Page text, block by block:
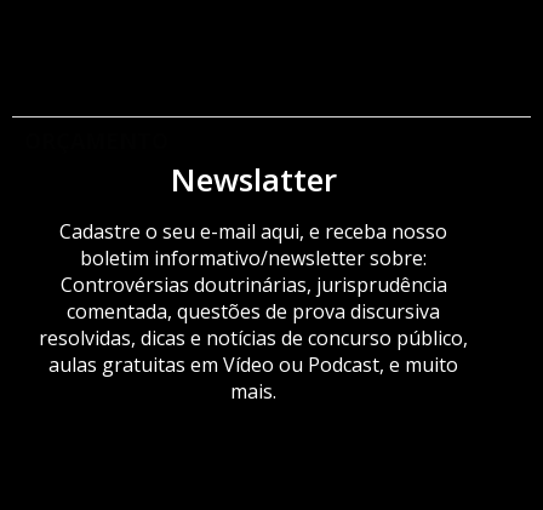
Newslatter
Cadastre o seu e-mail aqui, e receba nosso
boletim informativo/newsletter sobre:
Controvérsias doutrinárias, jurisprudência
comentada, questões de prova discursiva
resolvidas, dicas e notícias de concurso público,
aulas gratuitas em Vídeo ou Podcast, e muito
mais.